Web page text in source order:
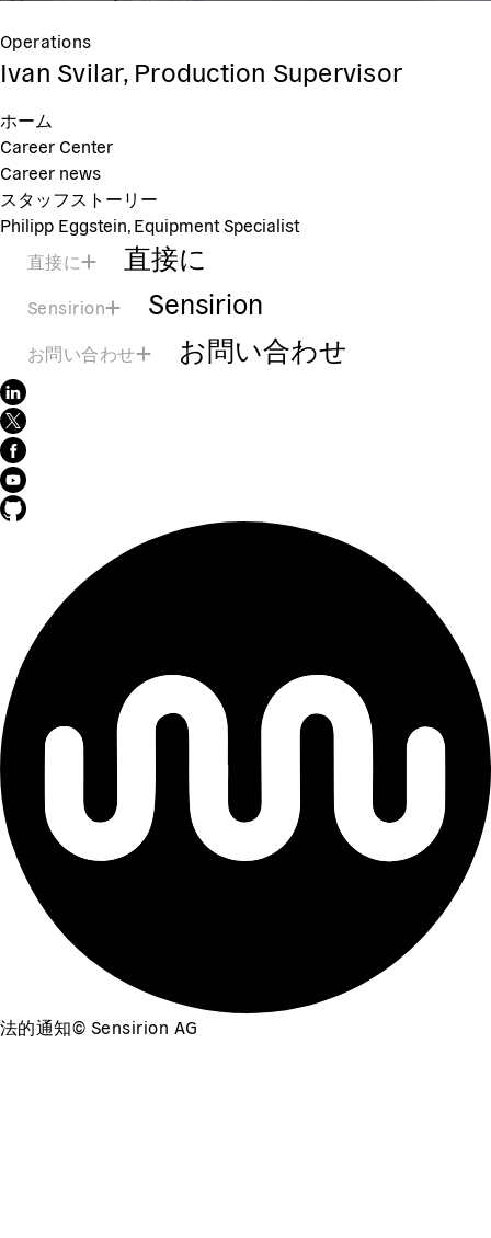
Operations
Ivan Svilar, Production Supervisor
ホーム
Career Center
Career news
スタッフストーリー
Philipp Eggstein, Equipment Specialist
直接に
直接に
Sensirion Sensirion
お問い合わせ お問い合わせ
法的通知© Sensirion AG